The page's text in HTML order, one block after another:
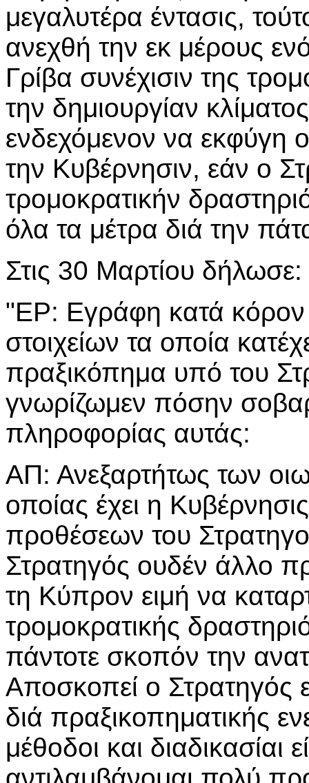
μεγαλυτέρα έντασις,
ανεχθή την εκ μέρους
Γρίβα συνέχισιν της
την δημιουργίαν
ενδεχόμενον να εκφύγη
την Κυβέρνησιν, εάν ο
τρομοκρατικήν
όλα τα μέτρα διά την
Στις 30 Μαρτίου δήλωσε:
"ΕΡ: Εγράφη κατά κόρον
στοιχείων τα οποία
πραξικόπημα υπό του
γνωρίζωμεν πόσην
πληροφορίας αυτάς:
ΑΠ: Ανεξαρτήτως των
οποίας έχει η
προθέσεων του
Στρατηγός ουδέν άλλο
τη Κύπρον ειμή να
τρομοκρατικής
πάντοτε σκοπόν την
Αποσκοπεί ο Στρατηγός
διά πραξικοπηματικής
μέθοδοι και διαδικασίαι